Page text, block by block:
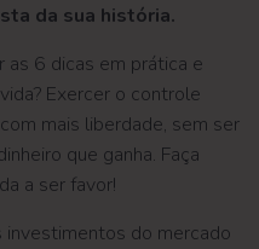
da sua história.
6 dicas em prática e
Exercer o controle
mais liberdade, sem ser
que ganha. Faça
a ser favor!
do mercado